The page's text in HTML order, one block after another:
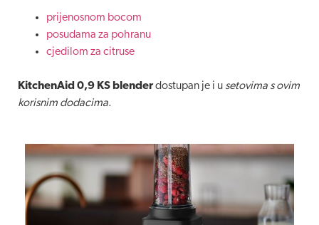
prijenosnom bocom
posudama za pohranu
cjedilom za citruse
KitchenAid 0,9 KS blenderdostupan je i u setovima s ovim
korisnim dodacima.